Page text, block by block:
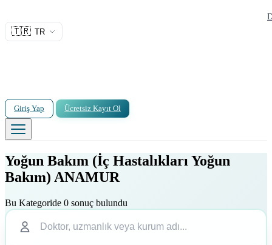
🇹🇷 TR
Giriş Yap Ücretsiz Kayıt Ol
Yoğun Bakım (İç Hastalıkları Yoğun
Bakım) ANAMUR
Bu Kategoride 0 sonuç bulundu